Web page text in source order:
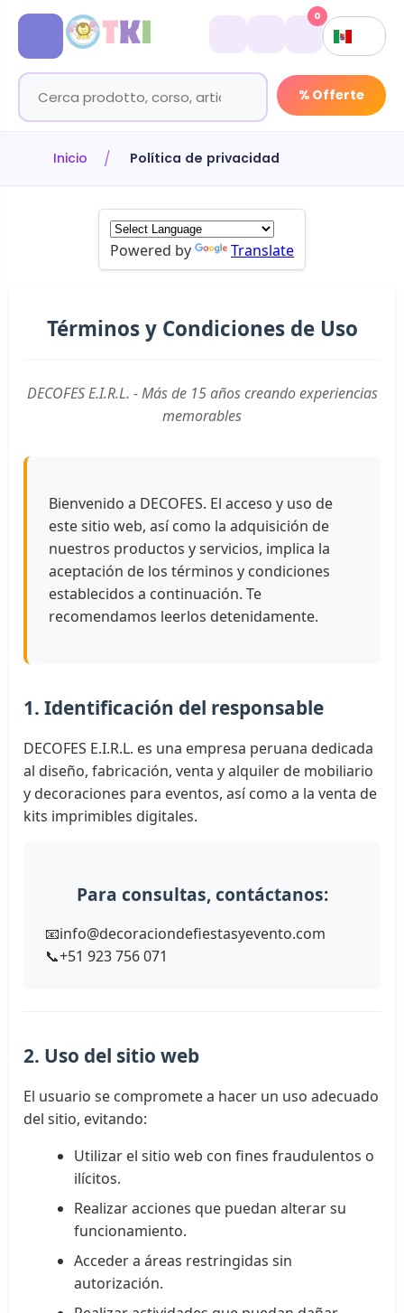
% Offerte
0
Inicio Política de privacidad
Powered by Translate
Términos y Condiciones de Uso
DECOFES E.I.R.L. - Más de 15 años creando experiencias
memorables
Bienvenido a DECOFES. El acceso y uso de
este sitio web, así como la adquisición de
nuestros productos y servicios, implica la
aceptación de los términos y condiciones
establecidos a continuación. Te
recomendamos leerlos detenidamente.
1. Identificación del responsable
DECOFES E.I.R.L. es una empresa peruana dedicada
al diseño, fabricación, venta y alquiler de mobiliario
y decoraciones para eventos, así como a la venta de
kits imprimibles digitales.
Para consultas, contáctanos:
📧info@decoraciondefiestasyevento.com
📞+51 923 756 071
2. Uso del sitio web
El usuario se compromete a hacer un uso adecuado
del sitio, evitando:
Utilizar el sitio web con fines fraudulentos o
ilícitos.
Realizar acciones que puedan alterar su
funcionamiento.
Acceder a áreas restringidas sin
autorización.